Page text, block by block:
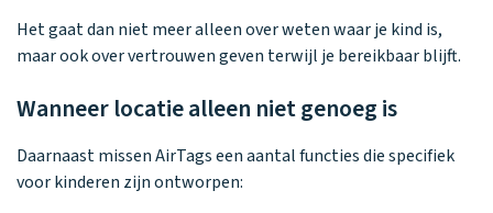
Het gaat dan niet meer alleen over weten waar je kind is,
maar ook over vertrouwen geven terwijl je bereikbaar blijft.
Wanneer locatie alleen niet genoeg is
Daarnaast missen AirTags een aantal functies die specifiek
voor kinderen zijn ontworpen: